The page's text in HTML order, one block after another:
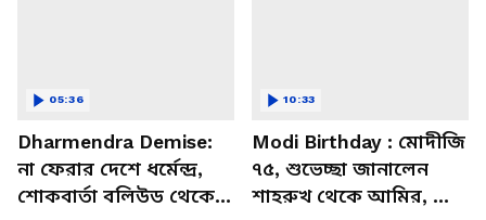
Dharmendra Demise:
না ফেরার দেশে ধর্মেন্দ্র,
শোকবার্তা বলিউড থেকে
05:36
Modi Birthday : মোদীজি
৭৫, শুভেচ্ছা জানালেন
শাহরুখ থেকে আমির, কী
10:33